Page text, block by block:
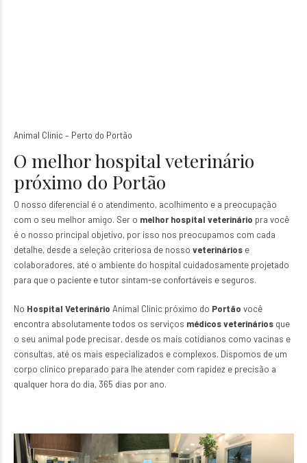
Animal Clinic – Perto do Portão
O melhor hospital veterinário
próximo do Portão
O nosso diferencial é o atendimento, acolhimento e a preocupação
com o seu melhor amigo. Ser o melhor hospital veterinário pra você
é o nosso principal objetivo, por isso nos preocupamos com cada
detalhe, desde a seleção criteriosa de nosso veterinários e
colaboradores, até o ambiente do hospital cuidadosamente projetado
para que o paciente e tutor sintam-se confortáveis e seguros.
No Hospital Veterinário Animal Clinic próximo do Portão você
encontra absolutamente todos os serviços médicos veterinários que
o seu animal pode precisar, desde os mais cotidianos como vacinas e
consultas, até os mais especializados e complexos. Dispomos de um
corpo clínico preparado para lhe atender com rapidez e precisão a
qualquer hora do dia, 365 dias por ano.